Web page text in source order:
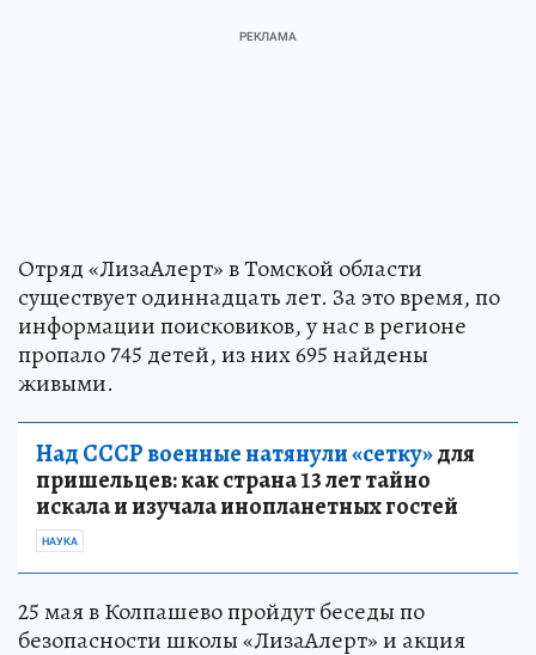
Отряд «ЛизаАлерт» в Томской области
существует одиннадцать лет. За это время, по
информации поисковиков, у нас в регионе
пропало 745 детей, из них 695 найдены
живыми.
Над СССР военные натянули «сетку»для
пришельцев: как страна 13 лет тайно
искала и изучала инопланетных гостей
НАУКА
25 мая в Колпашево пройдут беседы по
безопасности школы «ЛизаАлерт» и акция